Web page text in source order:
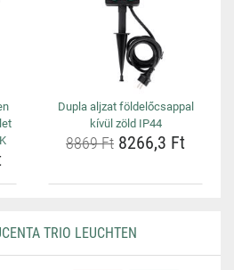
Dupla aljzat földelőcsappal
kívül zöld IP44
8869 Ft 8266,3 Ft
TRIO LEUCHTEN